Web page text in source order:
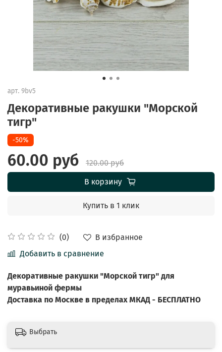
арт. 9bv5
Декоративные ракушки "Морской
тигр"
(0)
В избранное
Добавить в сравнение
-50%
60.00 руб
120.00 руб
В корзину
Купить в 1 клик
Декоративные ракушки "Морской тигр" для
муравьиной фермы
Доставка по Москве в пределах МКАД - БЕСПЛАТНО
Выбрать